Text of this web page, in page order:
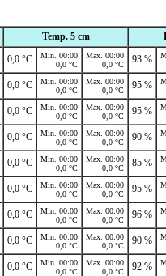
Temp. 5 cm
0,0 °C
Min. 00:00
0,0 °C
Max. 00:00
0,0 °C
93 %
0,0 °C
Min. 00:00
0,0 °C
Max. 00:00
0,0 °C
95 %
0,0 °C
Min. 00:00
0,0 °C
Max. 00:00
0,0 °C
95 %
0,0 °C
Min. 00:00
0,0 °C
Max. 00:00
0,0 °C
90 %
0,0 °C
Min. 00:00
0,0 °C
Max. 00:00
0,0 °C
85 %
0,0 °C
Min. 00:00
0,0 °C
Max. 00:00
0,0 °C
95 %
0,0 °C
Min. 00:00
0,0 °C
Max. 00:00
0,0 °C
96 %
0,0 °C
Min. 00:00
0,0 °C
Max. 00:00
0,0 °C
90 %
0,0 °C
Min. 00:00
0,0 °C
Max. 00:00
0,0 °C
92 %